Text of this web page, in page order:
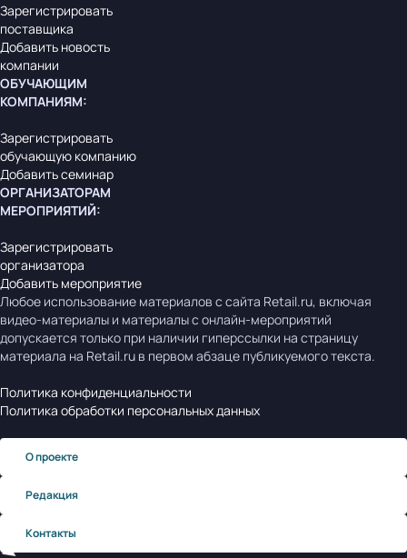
Зарегистрировать
поставщика
Добавить новость
компании
ОБУЧАЮЩИМ
КОМПАНИЯМ:
Зарегистрировать
обучающую компанию
Добавить семинар
ОРГАНИЗАТОРАМ
МЕРОПРИЯТИЙ:
Зарегистрировать
организатора
Добавить мероприятие
Любое использование материалов с сайта Retail.ru, включая
видео-материалы и материалы с онлайн-мероприятий
допускается только при наличии гиперссылки на страницу
материала на Retail.ru в первом абзаце публикуемого текста.
Политика конфиденциальности
Политика обработки персональных данных
О проекте
Редакция
Контакты